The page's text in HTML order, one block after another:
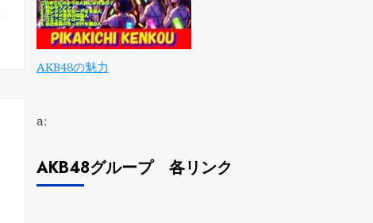
AKB48の魅力
a:
AKB48グループ 各リンク